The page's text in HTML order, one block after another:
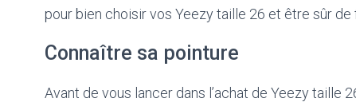
pour bien choisir vos Yeezy taille 26 et être sûr de
Connaître sa pointure
Avant de vous lancer dans l’achat de Yeezy taille